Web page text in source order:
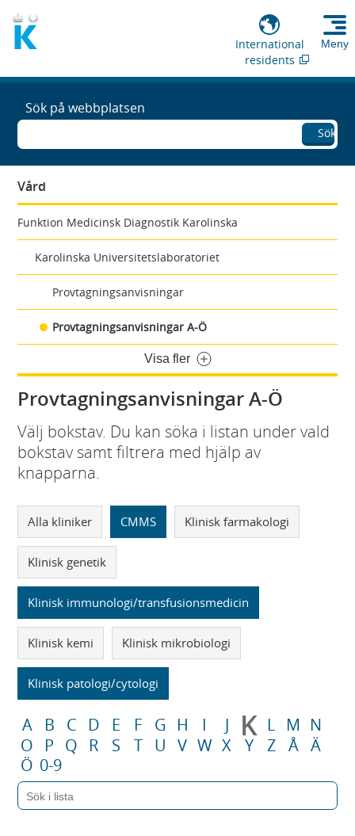
International
residents
Meny
Sök på webbplatsen
Sök
Vård
Funktion Medicinsk Diagnostik Karolinska
Karolinska Universitetslaboratoriet
Provtagningsanvisningar
Provtagningsanvisningar A-Ö
Visa fler
Provtagningsanvisningar A-Ö
Välj bokstav. Du kan söka i listan under vald
bokstav samt filtrera med hjälp av
knapparna.
Alla kliniker CMMS Klinisk farmakologi
Klinisk genetik
Klinisk immunologi/transfusionsmedicin
Klinisk kemi Klinisk mikrobiologi
Klinisk patologi/cytologi
A B C D E F G H I J K L M N
O
P Q R S T U V W X Y Z Å Ä
Ö 0-9